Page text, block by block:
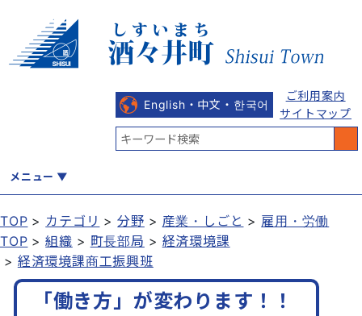
English・中文・한국어
ご利用案内
サイトマップ
メニュー
くらし 健康・福祉 教育・文化
TOP カテゴリ 分野 産業・しごと
雇用・労働
TOP
組織 町長部局
経済環境課
経済環境課商工振興班
「働き方」が変わります！！